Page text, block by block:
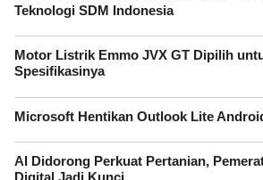
Teknologi SDM Indonesia
Motor Listrik Emmo JVX GT Dipilih
Spesifikasinya
Microsoft Hentikan Outlook Lite
AI Didorong Perkuat Pertanian,